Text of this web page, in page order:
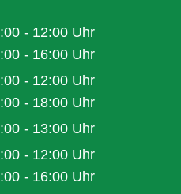
- 12:00 Uhr
08:00 bis 12:00 Uhr
- 16:00 Uhr
14:00 bis 16:00 Uhr
- 12:00 Uhr
08:00 bis 12:00 Uhr
- 18:00 Uhr
14:00 bis 18:00 Uhr
- 13:00 Uhr
08:00 bis 13:00 Uhr
- 12:00 Uhr
08:00 bis 12:00 Uhr
- 16:00 Uhr